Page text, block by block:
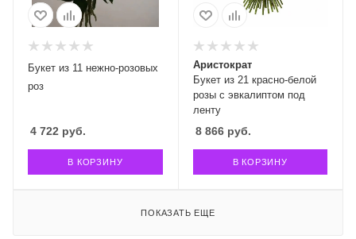
Букет из 11 нежно-розовых
роз
4 722 руб.
В КОРЗИНУ
Букет из 21 красно-белой
розы с эвкалиптом под
ленту
Аристократ
8 866руб.
В КОРЗИНУ
ПОКАЗАТЬ ЕЩЕ